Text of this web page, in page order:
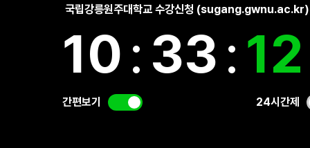
국립강릉원주대학교 수강신청 (sugang.gwnu.ac.kr)
10: 33:12
간편보기 24시간제